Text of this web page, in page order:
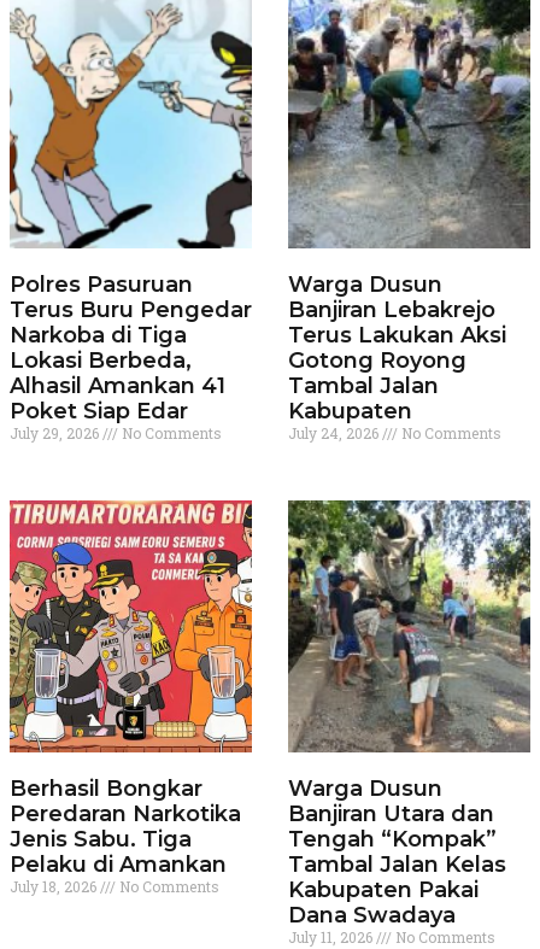
Polres Pasuruan
Terus Buru Pengedar
Narkoba di Tiga
Lokasi Berbeda,
Alhasil Amankan 41
Poket Siap Edar
July 29, 2026 No Comments
Warga Dusun
Banjiran Lebakrejo
Terus Lakukan Aksi
Gotong Royong
Tambal Jalan
Kabupaten
July 24, 2026 No Comments
Berhasil Bongkar
Peredaran Narkotika
Jenis Sabu. Tiga
Pelaku di Amankan
July 18, 2026 No Comments
Warga Dusun
Banjiran Utara dan
Tengah “Kompak”
Tambal Jalan Kelas
Kabupaten Pakai
Dana Swadaya
July 11, 2026 No Comments